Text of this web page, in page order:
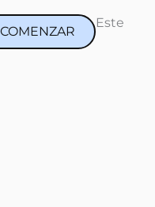
COMENZAR
personales. Este